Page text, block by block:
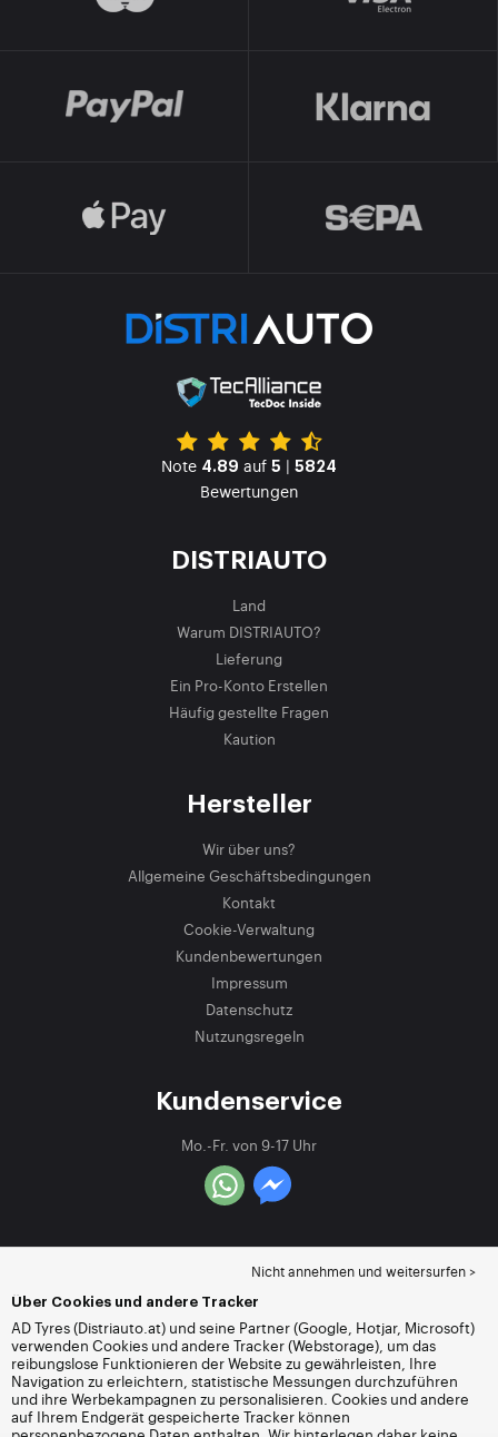
Note 4.89 auf 5 | 5824
Bewertungen
DISTRIAUTO
Land
Warum DISTRIAUTO?
Lieferung
Ein Pro-Konto Erstellen
Häufig gestellte Fragen
Kaution
Hersteller
Wir über uns?
Allgemeine Geschäftsbedingungen
Kontakt
Cookie-Verwaltung
Kundenbewertungen
Impressum
Datenschutz
Nutzungsregeln
Kundenservice
Mo.-Fr. von 9-17 Uhr
Nicht annehmen und weitersurfen >
Über Cookies und andere Tracker
AD Tyres (Distriauto.at) und seine Partner (Google, Hotjar, Microsoft)
verwenden Cookies und andere Tracker (Webstorage), um das
reibungslose Funktionieren der Website zu gewährleisten, Ihre
Navigation zu erleichtern, statistische Messungen durchzuführen
und ihre Werbekampagnen zu personalisieren. Cookies und andere
auf Ihrem Endgerät gespeicherte Tracker können